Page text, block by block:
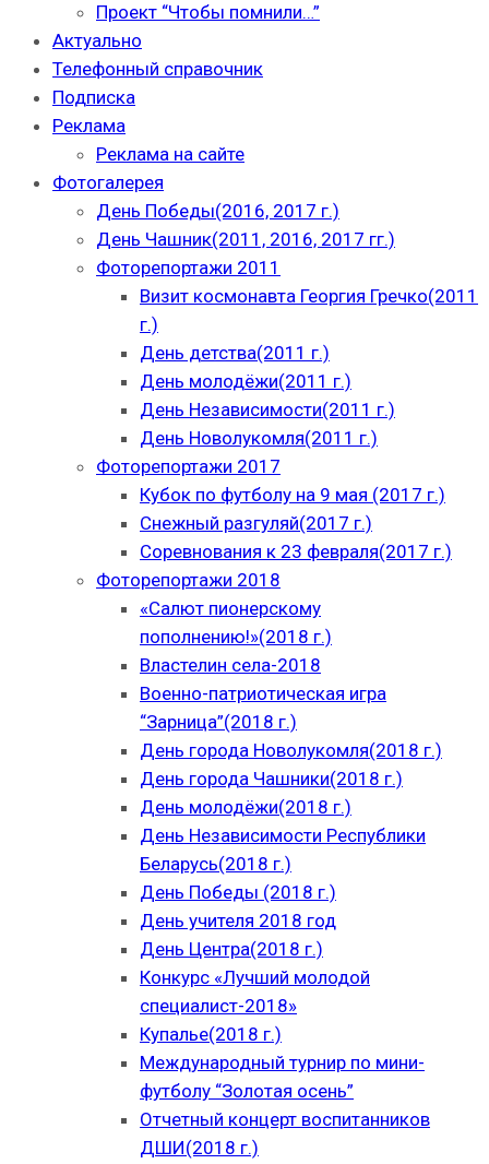
Проект “Чтобы помнили…”
Актуально
Телефонный справочник
Подписка
Реклама
Реклама на сайте
Фотогалерея
День Победы(2016, 2017 г.)
День Чашник(2011, 2016, 2017 гг.)
Фоторепортажи 2011
Визит космонавта Георгия Гречко(2011
г.)
День детства(2011 г.)
День молодёжи(2011 г.)
День Независимости(2011 г.)
День Новолукомля(2011 г.)
Фоторепортажи 2017
Кубок по футболу на 9 мая (2017 г.)
Снежный разгуляй(2017 г.)
Соревнования к 23 февраля(2017 г.)
Фоторепортажи 2018
«Салют пионерскому
пополнению!»(2018 г.)
Властелин села-2018
Военно-патриотическая игра
“Зарница”(2018 г.)
День города Новолукомля(2018 г.)
День города Чашники(2018 г.)
День молодёжи(2018 г.)
День Независимости Республики
Беларусь(2018 г.)
День Победы (2018 г.)
День учителя 2018 год
День Центра(2018 г.)
Конкурс «Лучший молодой
специалист-2018»
Купалье(2018 г.)
Международный турнир по мини-
футболу “Золотая осень”
Отчетный концерт воспитанников
ДШИ(2018 г.)